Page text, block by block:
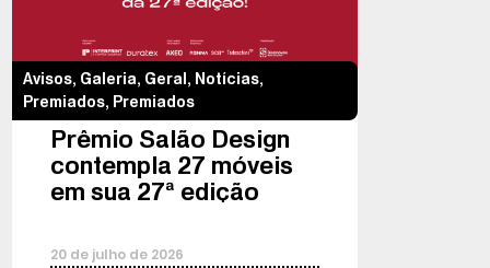
Avisos, Galeria, Geral, Notícias,
Premiados, Premiados
Prêmio Salão Design
contempla 27 móveis
em sua 27ª edição
20 de julho de 2026